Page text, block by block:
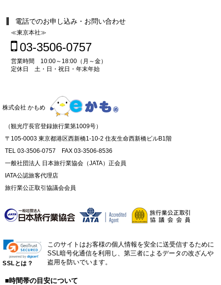
電話でのお申し込み・お問い合わせ
≪東京本社≫
03-3506-0757
営業時間 10:00～18:00（月～金）
定休日 土・日・祝日・年末年始
株式会社 かもめ
（観光庁長官登録旅行業第1009号）
〒105-0003 東京都港区西新橋1-10-2 住友生命西新橋ビルB1階
TEL 03-3506-0757 FAX 03-3506-8536
一般社団法人 日本旅行業協会（JATA）正会員
IATA公認旅客代理店
旅行業公正取引協議会会員
SSLとは？
このサイトはお客様の個人情報を安全に送受信するために
SSL暗号化通信を利用し、第三者によるデータの改ざんや
盗用を防いでいます。
■時間帯の目安について